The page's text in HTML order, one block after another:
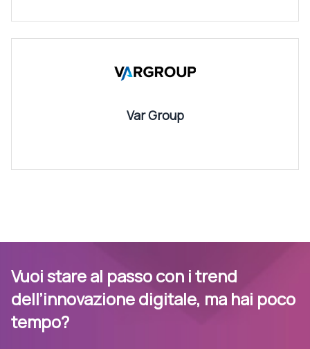
Var Group
Vuoi stare al passo con i trend
dell’innovazione digitale, ma hai poco
tempo?